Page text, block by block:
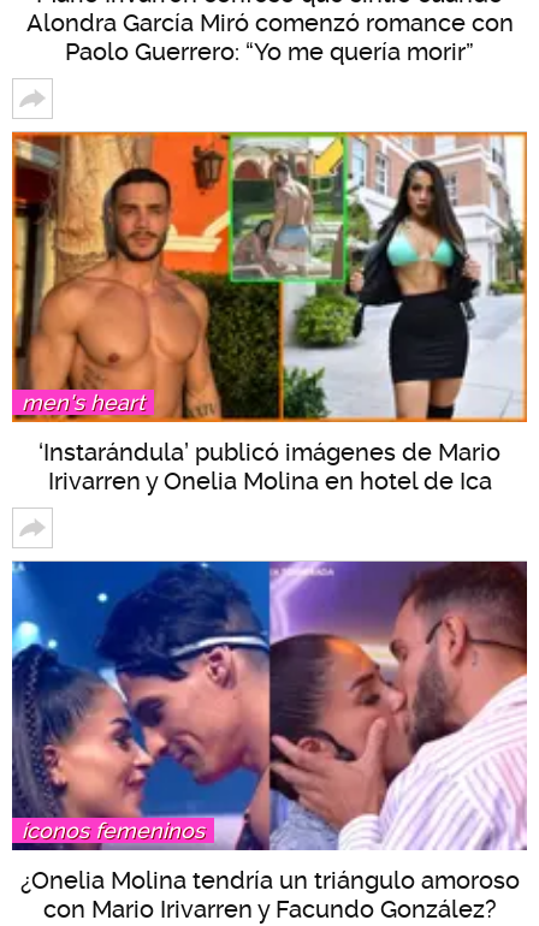
Alondra García Miró comenzó romance con
Paolo Guerrero: “Yo me quería morir”
men's heart
‘Instarándula’ publicó imágenes de Mario
Irivarren y Onelia Molina en hotel de Ica
íconos femeninos
¿Onelia Molina tendría un triángulo amoroso
con Mario Irivarren y Facundo González?